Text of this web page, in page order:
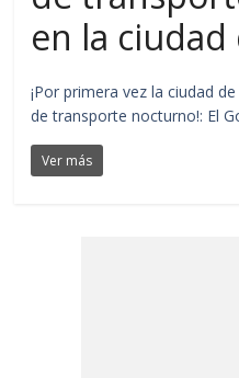
en la
¡Por primera vez la ciudad
de transporte nocturno!: El
Ver más